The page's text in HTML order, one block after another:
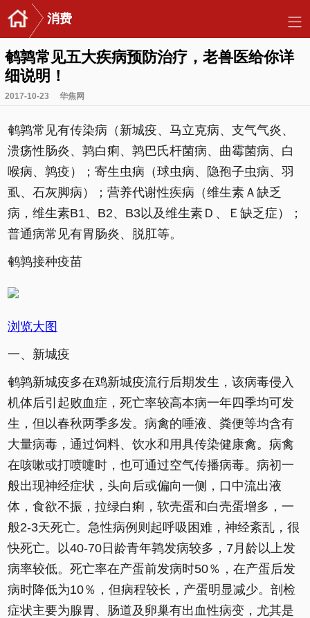
消费
鹌鹑常见五大疾病预防治疗，老兽医给你详
细说明！
2017-10-23 华焦网
鹌鹑常见有传染病（新城疫、马立克病、支气气炎、
溃疡性肠炎、鹑白痢、鹑巴氏杆菌病、曲霉菌病、白
喉病、鹑疫）；寄生虫病（球虫病、隐孢子虫病、羽
虱、石灰脚病）；营养代谢性疾病（维生素Ａ缺乏
病，维生素B1、B2、B3以及维生素Ｄ、Ｅ缺乏症）；
普通病常见有胃肠炎、脱肛等。
鹌鹑接种疫苗
浏览大图
一、新城疫
鹌鹑新城疫多在鸡新城疫流行后期发生，该病毒侵入
机体后引起败血症，死亡率较高本病一年四季均可发
生，但以春秋两季多发。病禽的唾液、粪便等均含有
大量病毒，通过饲料、饮水和用具传染健康禽。病禽
在咳嗽或打喷嚏时，也可通过空气传播病毒。病初一
般出现神经症状，头向后或偏向一侧，口中流出液
体，食欲不振，拉绿白痢，软壳蛋和白壳蛋增多，一
般2-3天死亡。急性病例则起呼吸困难，神经紊乱，很
快死亡。以40-70日龄青年鹑发病较多，7月龄以上发
病率较低。死亡率在产蛋前发病时50％，在产蛋后发
病时降低为10％，但病程较长，产蛋明显减少。剖检
症状主要为腺胃、肠道及卵巢有出血性病变，尤其是